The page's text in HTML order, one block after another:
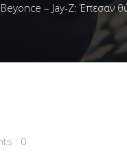
Beyonce – Jay-Z: Έπεσαν
: 0